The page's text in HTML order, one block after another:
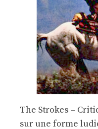
The Strokes –
sur une forme